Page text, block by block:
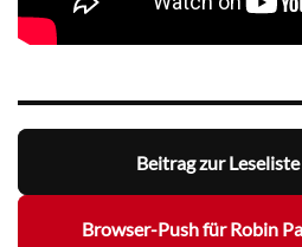
Beitrag zur
Browser-Push für Robin